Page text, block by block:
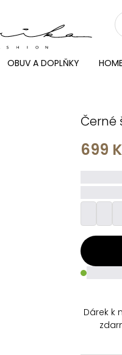
OBUV A DOPLŇKY
Černé
699
_____
Dárek k